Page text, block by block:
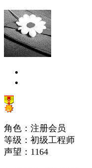
角色：注册会员
等级：初级工程师
声望： 1164